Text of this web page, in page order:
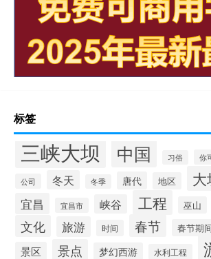
标签
三峡大坝 中国 习俗 你
公司 冬天 冬季 唐代 地区 大
宜昌 宜昌市 峡谷 工程 巫山
文化 旅游 时间 春节 春节期
景区
景点 梦幻西游 水利工程